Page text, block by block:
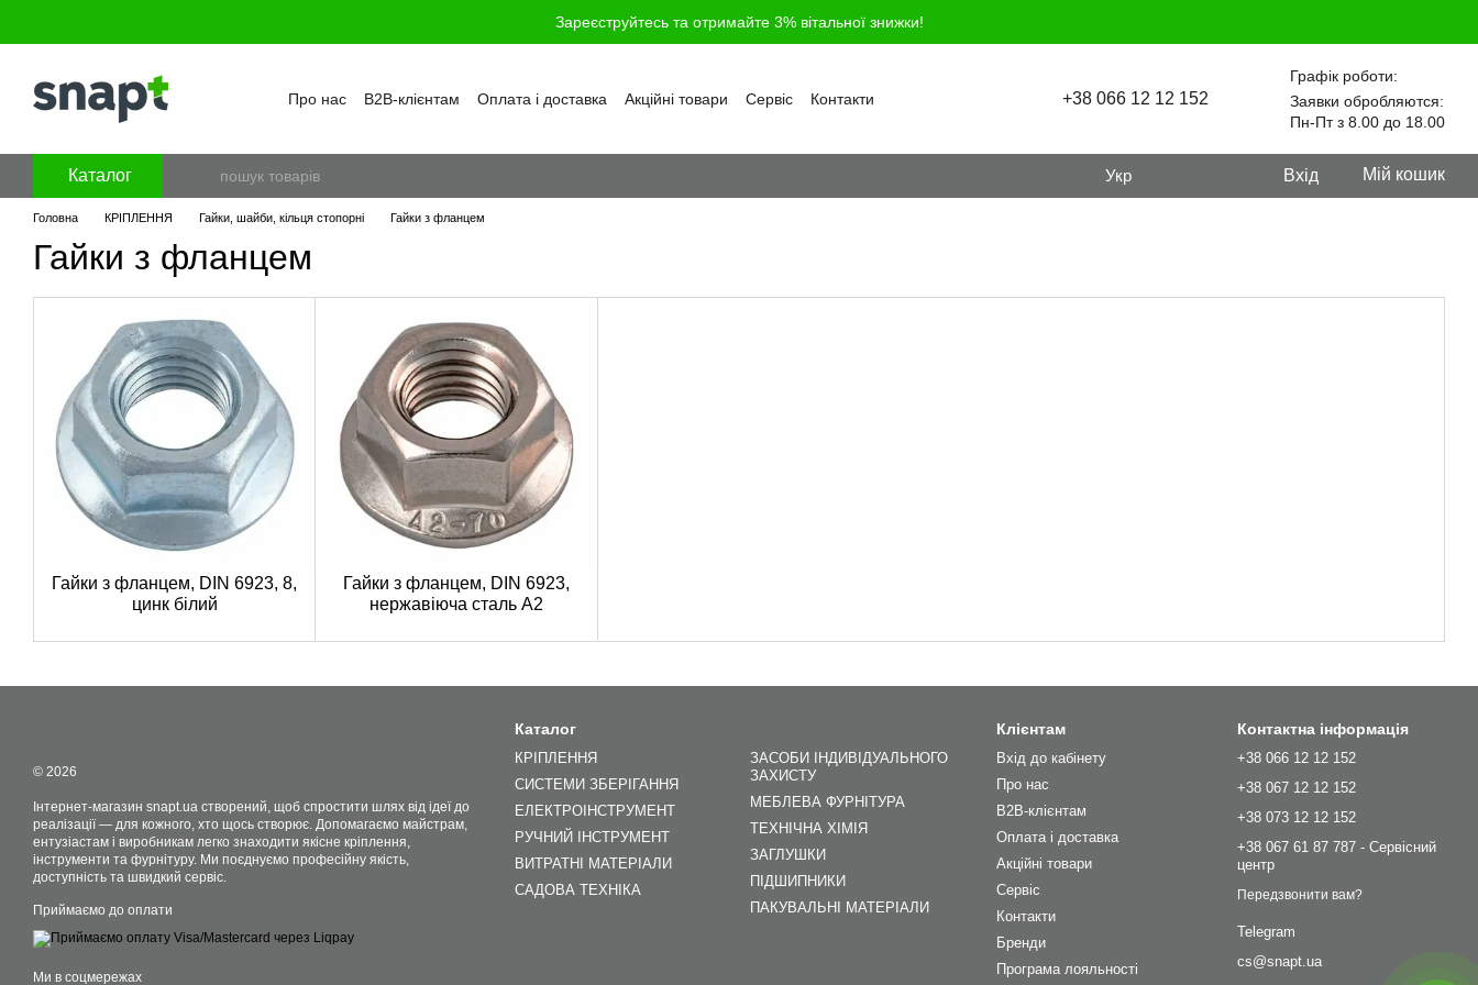
Зареєструйтесь та отримайте 3% вітальної знижки!
Про нас B2B-клієнтам Оплата і доставка Акційні товари Сервіс
Контакти
+38 066 12 12 152
Графік роботи:
Заявки обробляются:
Пн-Пт з 8.00 до 18.00
Каталог Укр Вхід Мій кошик
Головна КРІПЛЕННЯ Гайки, шайби, кільця стопорні Гайки з фланцем
Гайки з фланцем
Гайки з фланцем, DIN 6923, 8,
цинк білий
Гайки з фланцем, DIN 6923,
нержавіюча сталь A2
© 2026
Інтернет-магазин snapt.ua створений, щоб спростити шлях від ідеї до
реалізації — для кожного, хто щось створює. Допомагаємо майстрам,
ентузіастам і виробникам легко знаходити якісне кріплення,
інструменти та фурнітуру. Ми поєднуємо професійну якість,
доступність та швидкий сервіс.
Приймаємо до оплати
Ми в соцмережах
Каталог
КРІПЛЕННЯ
СИСТЕМИ ЗБЕРІГАННЯ
ЕЛЕКТРОІНСТРУМЕНТ
РУЧНИЙ ІНСТРУМЕНТ
ВИТРАТНІ МАТЕРІАЛИ
САДОВА ТЕХНІКА
ЗАСОБИ ІНДИВІДУАЛЬНОГО
ЗАХИСТУ
МЕБЛЕВА ФУРНІТУРА
ТЕХНІЧНА ХІМІЯ
ЗАГЛУШКИ
ПІДШИПНИКИ
ПАКУВАЛЬНІ МАТЕРІАЛИ
Клієнтам
Вхід до кабінету
Про нас
B2B-клієнтам
Оплата і доставка
Акційні товари
Сервіс
Контакти
Бренди
Програма лояльності
Контактна інформація
+38 066 12 12 152
+38 067 12 12 152
+38 073 12 12 152
+38 067 61 87 787 - Сервісний
центр
Передзвонити вам?
Telegram
cs@snapt.ua